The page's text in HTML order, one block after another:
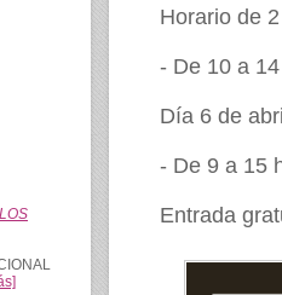
Horario de
- De 10 a
Día 6 de
- De 9 a 15
Entrada